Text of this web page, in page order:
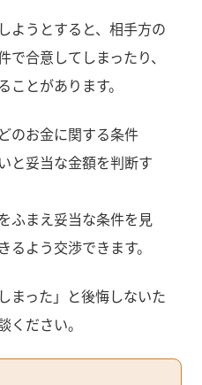
ようとすると、相手方の
合意してしまったり、
とがあります。
のお金に関する条件
と妥当な金額を判断す
ふまえ妥当な条件を見
よう交渉できます。
まった」と後悔しないた
ください。